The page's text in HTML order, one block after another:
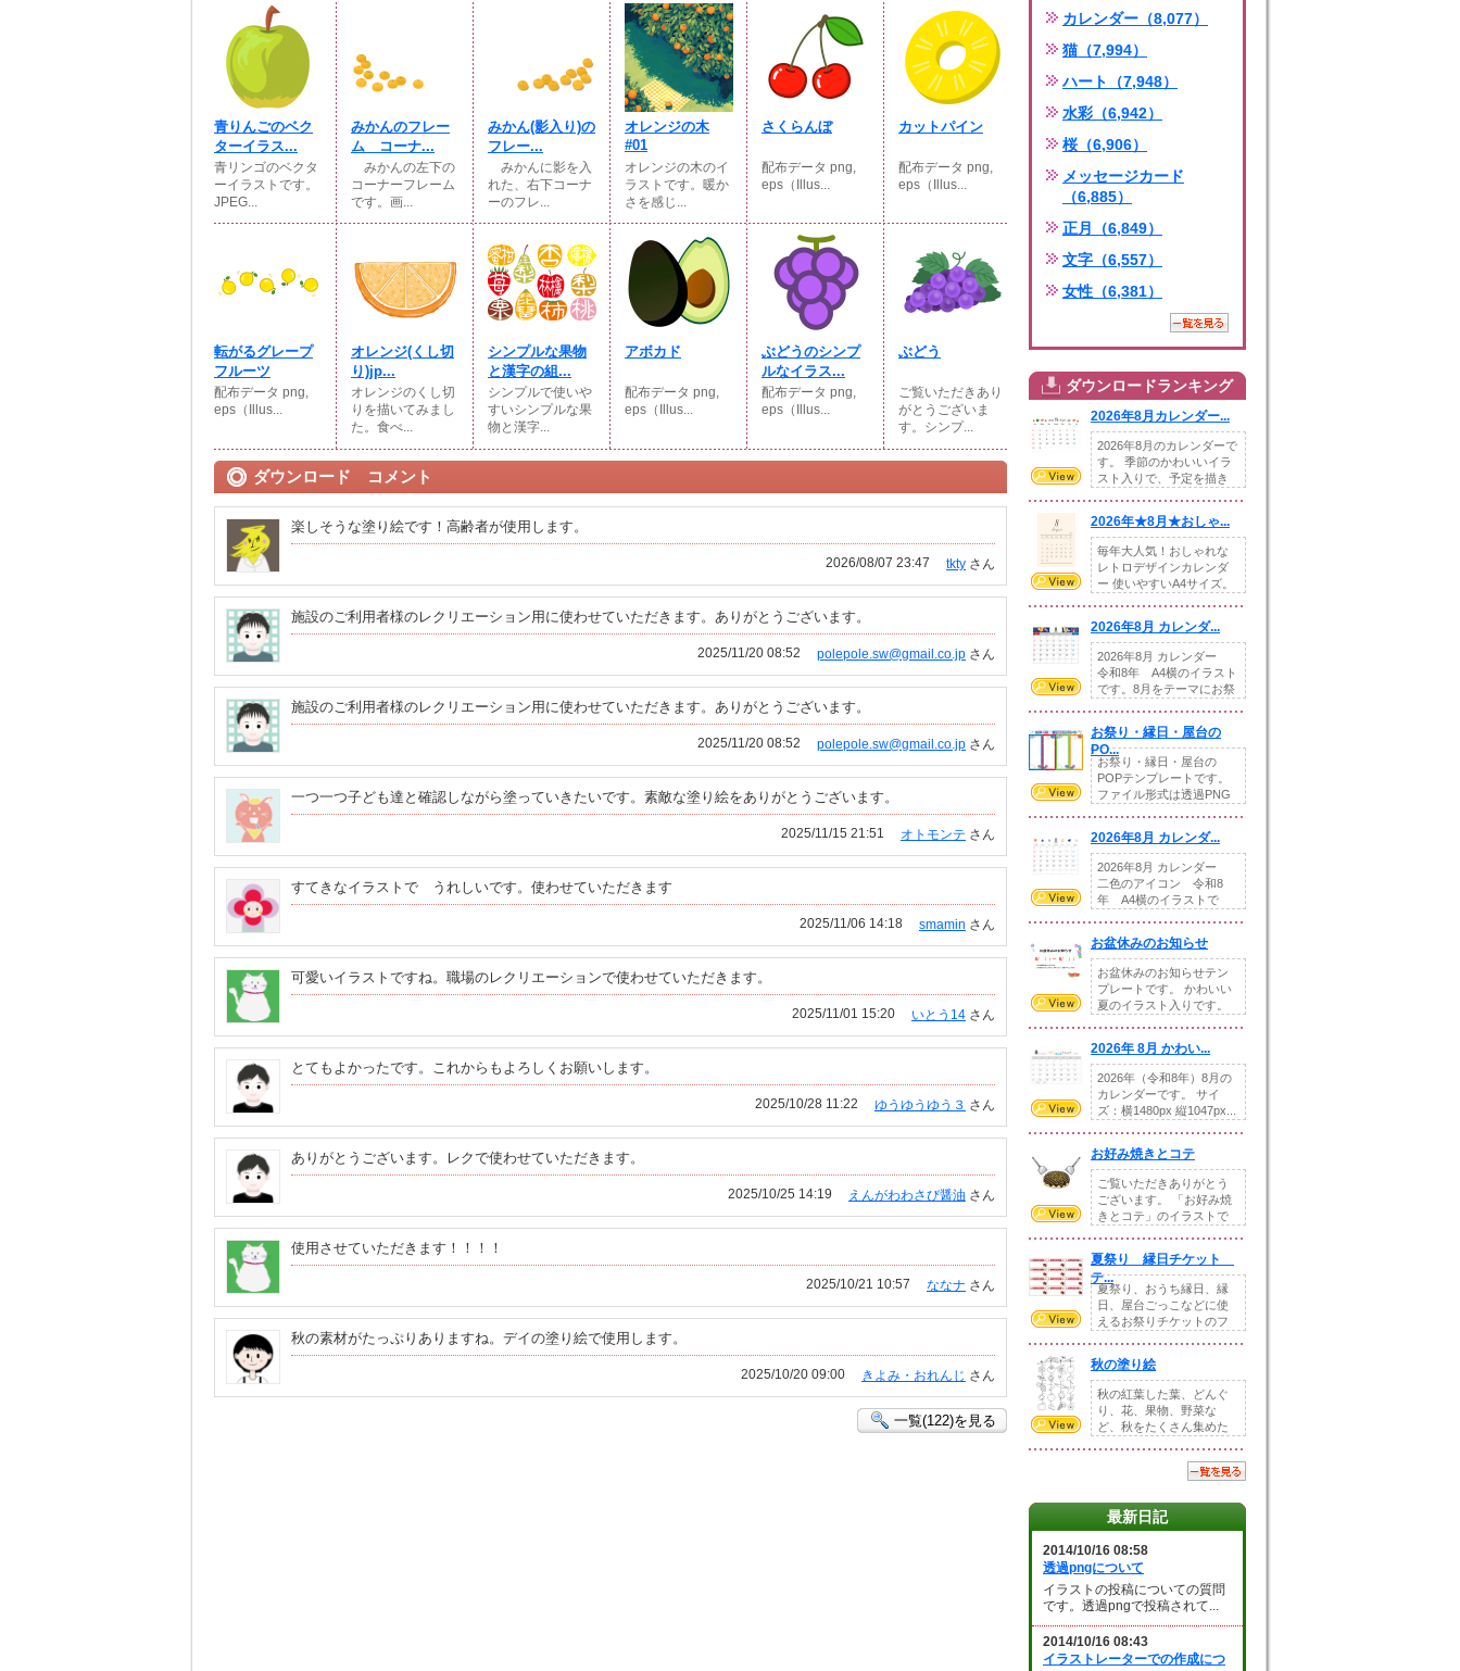
青りんごのベク
ターイラス...
青リンゴのベクタ
ーイラストです。
JPEG...
みかんのフレー
ム コーナ...
みかんの左下の
コーナーフレーム
です。画...
みかん(影入り)の
フレー...
みかんに影を入
れた、右下コーナ
ーのフレ...
オレンジの木
#01
オレンジの木のイ
ラストです。暖か
さを感じ...
さくらんぼ
配布データ png,
eps（Illus...
カットパイン
配布データ png,
eps（Illus...
転がるグレープ
フルーツ
配布データ png,
eps（Illus...
オレンジ(くし切
り)jp...
オレンジのくし切
りを描いてみまし
た。食べ...
シンプルな果物
と漢字の組...
シンプルで使いや
すいシンプルな果
物と漢字...
アボカド
配布データ png,
eps（Illus...
ぶどうのシンプ
ルなイラス...
配布データ png,
eps（Illus...
ぶどう
ご覧いただきあり
がとうございま
す。シンプ...
ダウンロード コメント
楽しそうな塗り絵です！高齢者が使用します。
tkty さん
2026/08/07 23:47
施設のご利用者様のレクリエーション用に使わせていただきます。ありがとうございます。
polepole.sw@gmail.co.jp さん
2025/11/20 08:52
施設のご利用者様のレクリエーション用に使わせていただきます。ありがとうございます。
polepole.sw@gmail.co.jp さん
2025/11/20 08:52
一つ一つ子ども達と確認しながら塗っていきたいです。素敵な塗り絵をありがとうございます。
オトモンテ さん
2025/11/15 21:51
すてきなイラストで うれしいです。使わせていただきます
smamin さん
2025/11/06 14:18
可愛いイラストですね。職場のレクリエーションで使わせていただきます。
いとう14 さん
2025/11/01 15:20
とてもよかったです。これからもよろしくお願いします。
ゆうゆうゆう３ さん
2025/10/28 11:22
ありがとうございます。レクで使わせていただきます。
えんがわわさび醤油 さん
2025/10/25 14:19
使用させていただきます！！！！
ななナ さん
2025/10/21 10:57
秋の素材がたっぷりありますね。デイの塗り絵で使用します。
きよみ・おれんじ さん
2025/10/20 09:00
一覧(122)を見る
カレンダー（8,077）
猫（7,994）
ハート（7,948）
水彩（6,942）
桜（6,906）
メッセージカード
（6,885）
正月（6,849）
文字（6,557）
女性（6,381）
ダウンロードランキング
2026年8月カレンダー...
2026年8月のカレンダーで
す。 季節のかわいいイラ
スト入りで、予定を描き
2026年★8月★おしゃ...
毎年大人気！おしゃれな
レトロデザインカレンダ
ー 使いやすいA4サイズ。
2026年8月 カレンダ...
2026年8月 カレンダー
令和8年 A4横のイラスト
です。8月をテーマにお祭
お祭り・縁日・屋台の
PO...
お祭り・縁日・屋台の
POPテンプレートです。
ファイル形式は透過PNG
2026年8月 カレンダ...
2026年8月 カレンダー
二色のアイコン 令和8
年 A4横のイラストで
お盆休みのお知らせ
お盆休みのお知らせテン
プレートです。 かわいい
夏のイラスト入りです。
2026年 8月 かわい...
2026年（令和8年）8月の
カレンダーです。 サイ
ズ：横1480px 縦1047px...
お好み焼きとコテ
ご覧いただきありがとう
ございます。 「お好み焼
きとコテ」のイラストで
夏祭り 縁日チケット
テ...
夏祭り、おうち縁日、縁
日、屋台ごっこなどに使
えるお祭りチケットのフ
秋の塗り絵
秋の紅葉した葉、どんぐ
り、花、果物、野菜な
ど、秋をたくさん集めた
最新日記
2014/10/16 08:58
透過pngについて
イラストの投稿についての質問
です。透過pngで投稿されて...
2014/10/16 08:43
イラストレーターでの作成につ